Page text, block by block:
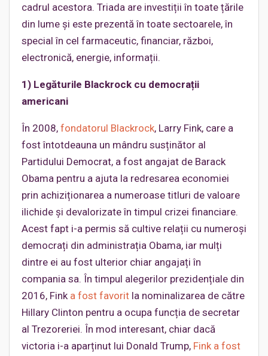
cadrul acestora. Triada are investiții în toate țările
din lume și este prezentă în toate sectoarele, în
special în cel farmaceutic, financiar, război,
electronică, energie, informații.
1) Legăturile Blackrock cu democrații
americani
În 2008, fondatorul Blackrock, Larry Fink, care a
fost întotdeauna un mândru susținător al
Partidului Democrat, a fost angajat de Barack
Obama pentru a ajuta la redresarea economiei
prin achiziționarea a numeroase titluri de valoare
ilichide și devalorizate în timpul crizei financiare.
Acest fapt i-a permis să cultive relații cu numeroși
democrați din administrația Obama, iar mulți
dintre ei au fost ulterior chiar angajați în
compania sa. În timpul alegerilor prezidențiale din
2016, Fink a fost favorit la nominalizarea de către
Hillary Clinton pentru a ocupa funcția de secretar
al Trezoreriei. În mod interesant, chiar dacă
victoria i-a aparținut lui Donald Trump, Fink a fost